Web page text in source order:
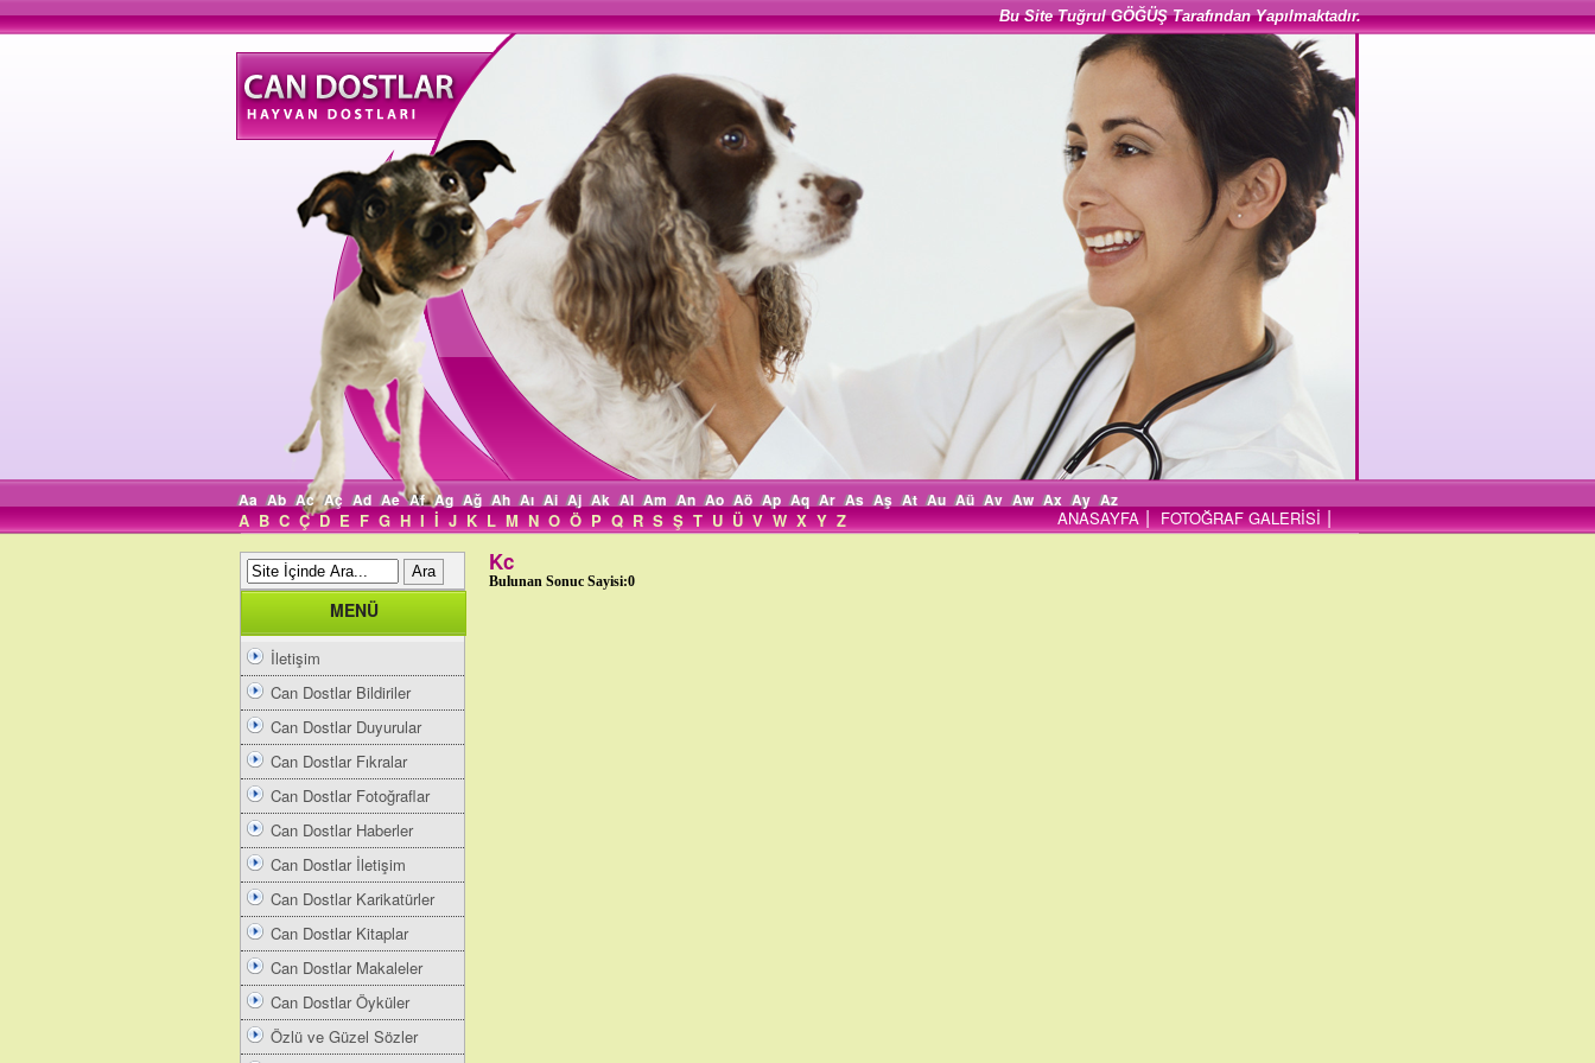
Bu Site Tuğrul GÖĞÜŞ Tarafından Yapılmaktadır.
Aa Ab Ac Aç Ad Ae Af Ag Ağ Ah Aı Ai Aj Ak Al Am An Ao Aö Ap Aq Ar As Aş At Au Aü Av Aw Ax Ay Az
A B C Ç D E F G H I İ J K L M N O Ö P Q R S Ş T U Ü V W X Y Z ANASAYFA | FOTOĞRAF GALERİSİ |
MENÜ
İletişim
Can Dostlar Bildiriler
Can Dostlar Duyurular
Can Dostlar Fıkralar
Can Dostlar Fotoğraflar
Can Dostlar Haberler
Can Dostlar İletişim
Can Dostlar Karikatürler
Can Dostlar Kitaplar
Can Dostlar Makaleler
Can Dostlar Öyküler
Özlü ve Güzel Sözler
Kc
Bulunan Sonuc Sayisi:0